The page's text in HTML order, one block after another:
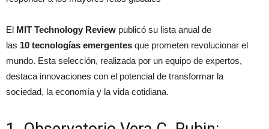
El MIT Technology Review publicó su lista anual de
las 10 tecnologías emergentes que prometen revolucionar el
mundo. Esta selección, realizada por un equipo de expertos,
destaca innovaciones con el potencial de transformar la
sociedad, la economía y la vida cotidiana.